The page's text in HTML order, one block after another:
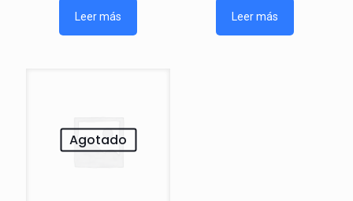
Leer más Leer más
Agotado